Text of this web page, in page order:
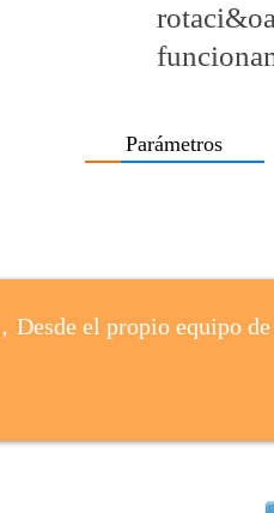
Parámetros
Desde el propio equipo